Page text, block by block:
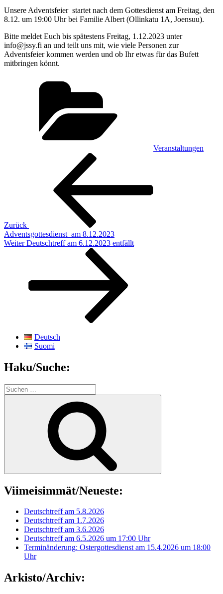
Unsere Adventsfeier startet nach dem Gottesdienst am Freitag, den
8.12. um 19:00 Uhr bei Familie Albert (Ollinkatu 1A, Joensuu).
Bitte meldet Euch bis spätestens Freitag, 1.12.2023 unter
info@jssy.fi an und teilt uns mit, wie viele Personen zur
Adventsfeier kommen werden und ob Ihr etwas für das Bufett
mitbringen könnt.
Veranstaltungen
Beitragsnavigation
Zurück
Adventsgottesdienst am 8.12.2023
Nächster
Weiter Deutschtreff am 6.12.2023 entfällt
Deutsch
Suomi
Haku/Suche:
Suchen
nach:
Viimeisimmät/Neueste:
Deutschtreff am 5.8.2026
Deutschtreff am 1.7.2026
Deutschtreff am 3.6.2026
Deutschtreff am 6.5.2026 um 17:00 Uhr
Terminänderung: Ostergottesdienst am 15.4.2026 um 18:00
Uhr
Arkisto/Archiv: